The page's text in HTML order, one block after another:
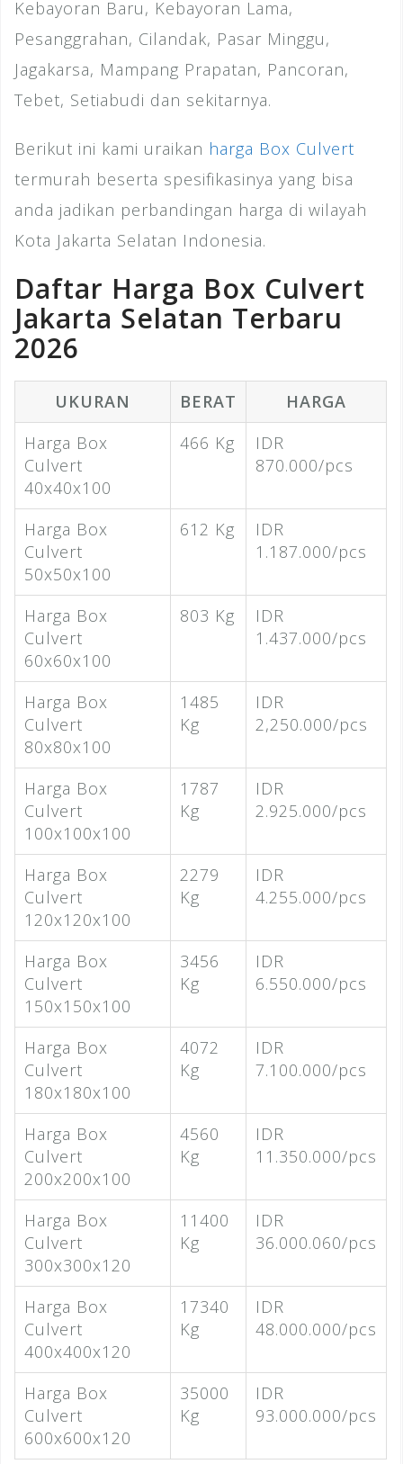
Kebayoran Baru, Kebayoran Lama,
Pesanggrahan, Cilandak, Pasar Minggu,
Jagakarsa, Mampang Prapatan, Pancoran,
Tebet, Setiabudi dan sekitarnya.
Berikut ini kami uraikan harga Box Culvert
termurah beserta spesifikasinya yang bisa
anda jadikan perbandingan harga di wilayah
Kota Jakarta Selatan Indonesia.
Daftar Harga Box Culvert
Jakarta Selatan Terbaru
2026
UKURAN BERAT
HARGA
Harga Box
Culvert
40x40x100
466 Kg
IDR
870.000/pcs
Harga Box
Culvert
50x50x100
612 Kg
IDR
1.187.000/pcs
Harga Box
Culvert
60x60x100
803 Kg
IDR
1.437.000/pcs
Harga Box
Culvert
80x80x100
1485
Kg
IDR
2,250.000/pcs
Harga Box
Culvert
100x100x100
1787
Kg
IDR
2.925.000/pcs
Harga Box
Culvert
120x120x100
2279
Kg
IDR
4.255.000/pcs
Harga Box
Culvert
150x150x100
3456
Kg
IDR
6.550.000/pcs
Harga Box
Culvert
180x180x100
4072
Kg
IDR
7.100.000/pcs
Harga Box
Culvert
200x200x100
4560
Kg
IDR
11.350.000/pcs
Harga Box
Culvert
300x300x120
11400
Kg
IDR
36.000.060/pcs
Harga Box
Culvert
400x400x120
17340
Kg
IDR
48.000.000/pcs
Harga Box
Culvert
600x600x120
35000
Kg
IDR
93.000.000/pcs